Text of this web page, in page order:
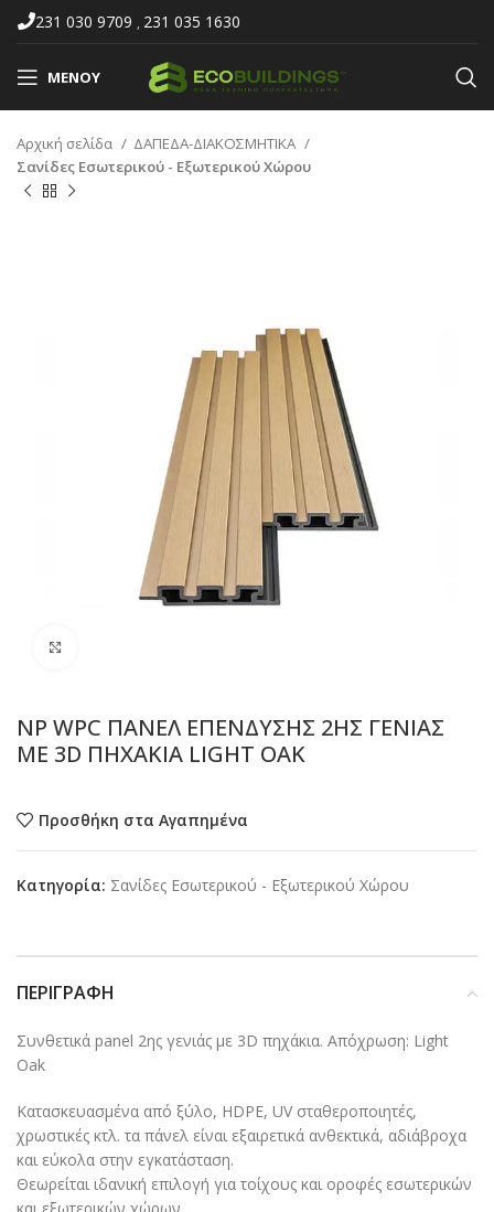
231 030 9709 , 231 035 1630
ΜΕΝΟΎ
Αρχική σελίδα
ΔΑΠΕΔΑ-ΔΙΑΚΟΣΜΗΤΙΚΑ
Σανίδες Εσωτερικού - Εξωτερικού Χώρου
NP WPC ΠΑΝΕΛ ΕΠΕΝΔΥΣΗΣ 2ΗΣ ΓΕΝΙΑΣ
ΜΕ 3D ΠΗΧΑΚΙΑ LIGHT OAK
Προσθήκη στα Αγαπημένα
Κατηγορία: Σανίδες Εσωτερικού - Εξωτερικού Χώρου
ΠΕΡΙΓΡΑΦΉ
Συνθετικά panel 2ης γενιάς με 3D πηχάκια. Απόχρωση: Light
Oak
Κατασκευασμένα από ξύλο, HDPE, UV σταθεροποιητές,
χρωστικές κτλ. τα πάνελ είναι εξαιρετικά ανθεκτικά, αδιάβροχα
και εύκολα στην εγκατάσταση.
Θεωρείται ιδανική επιλογή για τοίχους και οροφές εσωτερικών